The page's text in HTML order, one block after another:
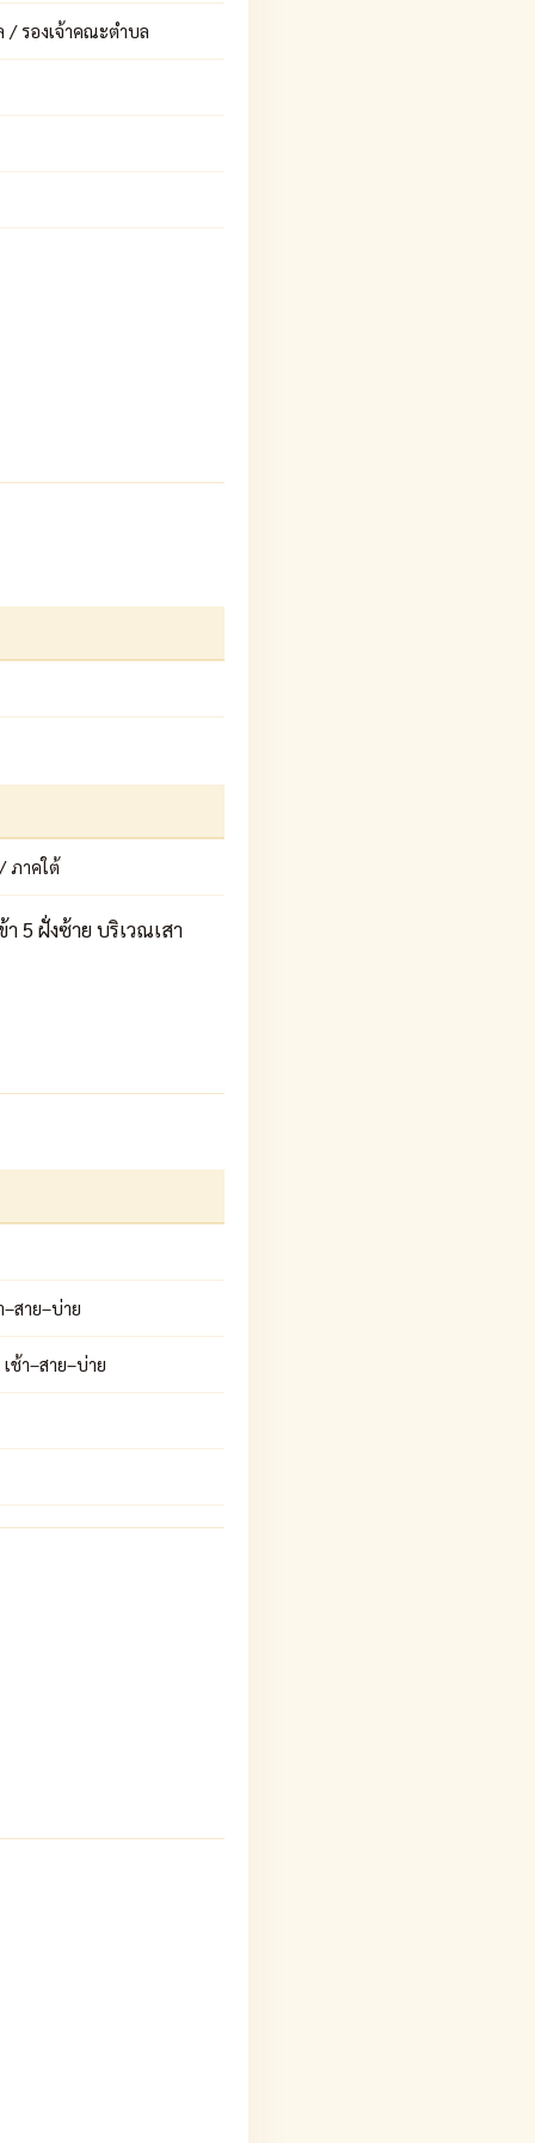
/ รองเจ้าคณะตำบล
ภาคใต้
5 ฝั่งซ้าย บริเวณเสา
สาย–บ่าย
ช้า–สาย–บ่าย